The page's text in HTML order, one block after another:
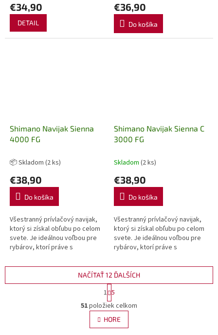
€34,90
DETAIL
€36,90
Do košíka
Shimano Navijak Sienna
4000 FG
📦 Skladom (2 ks)
€38,90
Do košíka
Všestranný prívlačový navijak,
ktorý si získal obľubu po celom
svete. Je ideálnou voľbou pre
rybárov, ktorí práve s
nedisponujú neobmedzeným...
Shimano Navijak Sienna C
3000 FG
Skladom (2 ks)
€38,90
Do košíka
Všestranný prívlačový navijak,
ktorý si získal obľubu po celom
svete. Je ideálnou voľbou pre
rybárov, ktorí práve s
nedisponujú neobmedzeným...
O
v
l
á
NAČÍTAŤ 12 ĎALŠÍCH
t
r
á
n
k
1 5
51položiek celkom
HORE